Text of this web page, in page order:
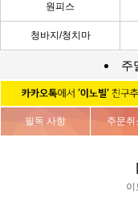
원피스
청바지/청치마
주
필독 사항 주문취
이